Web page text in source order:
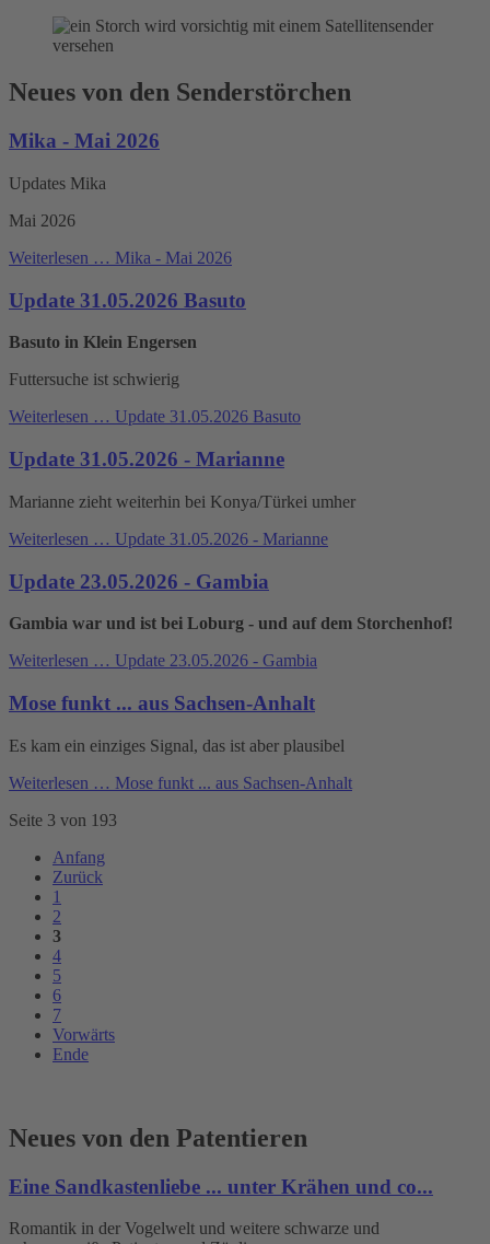
Neues von den Senderstörchen
Mika - Mai 2026
Updates Mika
Mai 2026
Weiterlesen … Mika - Mai 2026
Update 31.05.2026 Basuto
Basuto in Klein Engersen
Futtersuche ist schwierig
Weiterlesen … Update 31.05.2026 Basuto
Update 31.05.2026 - Marianne
Marianne zieht weiterhin bei Konya/Türkei umher
Weiterlesen … Update 31.05.2026 - Marianne
Update 23.05.2026 - Gambia
Gambia war und ist bei Loburg - und auf dem Storchenhof!
Weiterlesen … Update 23.05.2026 - Gambia
Mose funkt ... aus Sachsen-Anhalt
Es kam ein einziges Signal, das ist aber plausibel
Weiterlesen … Mose funkt ... aus Sachsen-Anhalt
Seite 3 von 193
Anfang
Zurück
1
2
3
4
5
6
7
Vorwärts
Ende
Neues von den Patentieren
Eine Sandkastenliebe ... unter Krähen und co...
Romantik in der Vogelwelt und weitere schwarze und